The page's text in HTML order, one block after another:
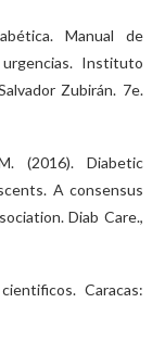
Manual de
Instituto
Zubirán. 7e.
(2016). Diabetic
A consensus
Diab Care.,
Caracas: